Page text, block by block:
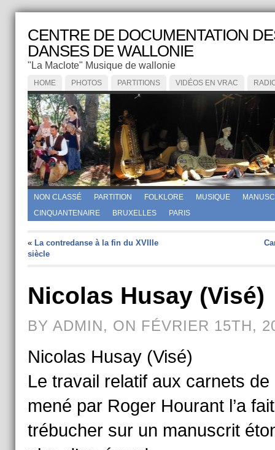
CENTRE DE DOCUMENTATION
DANSES DE WALLONIE
"La Maclote" Musique de wallonie
HOME PHOTOS PARTITIONS VIDÉOS EN VRAC
NON CLASSÉ PARTITION FOLKLORE MUSIQUE
CINQUANTENAIRE
BRUXELLES PARIS
« La contredanse à la fin du XVIIIe
siècle
Nicolas Husay (Visé)
BY ADMIN, ON FÉVRIER 15TH,
Nicolas Husay (Visé)
Le travail relatif aux carnets de
mené par Roger Hourant l’a fait
trébucher sur un manuscrit